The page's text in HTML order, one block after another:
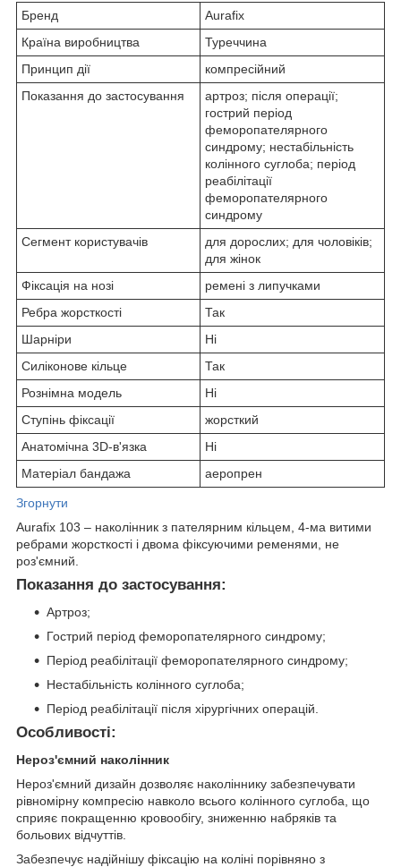
Бренд
Aurafix
Країна виробництва
Туреччина
Принцип дії
компресійний
Показання до застосування
артроз; після операції;
гострий період
феморопателярного
синдрому; нестабільність
колінного суглоба; період
реабілітації
феморопателярного
синдрому
Сегмент користувачів
для дорослих; для чоловіків;
для жінок
Фіксація на нозі
ремені з липучками
Ребра жорсткості
Так
Шарніри
Ні
Силіконове кільце
Так
Рознімна модель
Ні
Ступінь фіксації
жорсткий
Анатомічна 3D-в'язка
Ні
Матеріал бандажа
аеропрен
Згорнути
Aurafix 103 – наколінник з пателярним кільцем, 4-ма витими
ребрами жорсткості і двома фіксуючими ременями, не
роз'ємний.
Показання до застосування:
Артроз;
Гострий період феморопателярного синдрому;
Період реабілітації феморопателярного синдрому;
Нестабільність колінного суглоба;
Період реабілітації після хірургічних операцій.
Особливості:
Нероз'ємний наколінник
Нероз'ємний дизайн дозволяє наколіннику забезпечувати
рівномірну компресію навколо всього колінного суглоба, що
сприяє покращенню кровообігу, зниженню набряків та
больових відчуттів.
Забезпечує надійнішу фіксацію на коліні порівняно з